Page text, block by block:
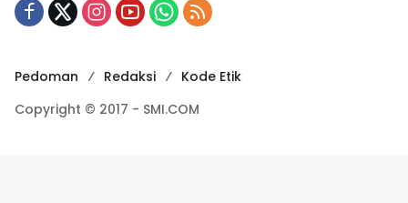
Pedoman Redaksi
Kode Etik
Copyright © 2017 - SMI.COM